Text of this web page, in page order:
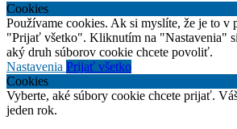
Cookies
Používame cookies. Ak si myslíte, že je to v
"Prijať všetko". Kliknutím na "Nastavenia"
aký druh súborov cookie chcete povoliť.
Nastavenia Prijať všetko
Cookies
Vyberte, aké súbory cookie chcete prijať.
jeden rok.